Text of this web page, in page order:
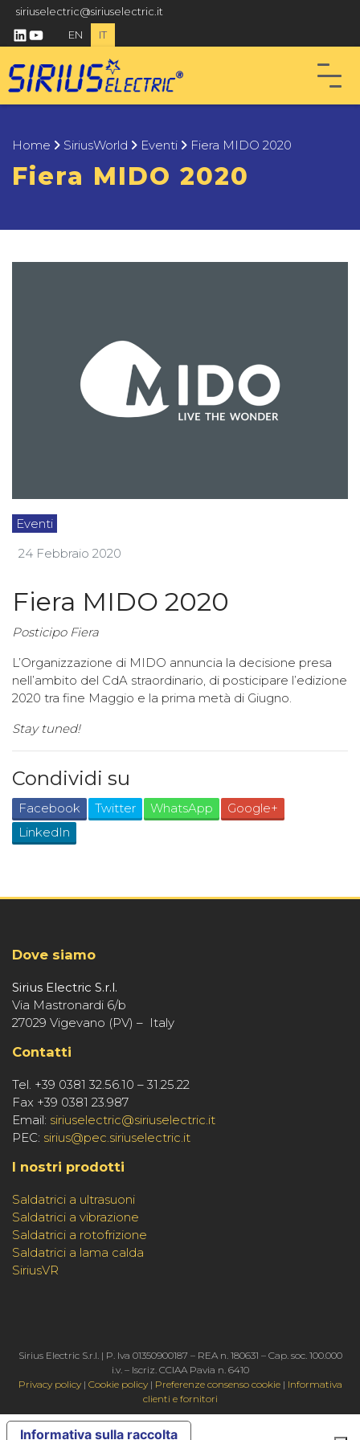
siriuselectric@siriuselectric.it
linkedin
youtube
EN IT
Home SiriusWorld Eventi Fiera MIDO 2020
Fiera MIDO 2020
Eventi
24 Febbraio 2020
Fiera MIDO 2020
Posticipo Fiera
L’Organizzazione di MIDO annuncia la decisione presa
nell’ambito del CdA straordinario, di posticipare l’edizione
2020 tra fine Maggio e la prima metà di Giugno.
Stay tuned!
Condividi su
Facebook Twitter WhatsApp
Google+
LinkedIn
Dove siamo
Sirius Electric S.r.l.
Via Mastronardi 6/b
27029 Vigevano (PV) – Italy
Contatti
Tel. +39 0381 32.56.10 – 31.25.22
Fax +39 0381 23.987
Email: siriuselectric@siriuselectric.it
PEC: sirius@pec.siriuselectric.it
I nostri prodotti
Saldatrici a ultrasuoni
Saldatrici a vibrazione
Saldatrici a rotofrizione
Saldatrici a lama calda
SiriusVR
Sirius Electric S.r.l. | P. Iva 01350900187 – REA n. 180631 – Cap. soc. 100.000
i.v. – Iscriz. CCIAA Pavia n. 6410
Privacy policy| Cookie policy| Preferenze consenso cookie| Informativa
clienti e fornitori
Informativa sulla raccolta